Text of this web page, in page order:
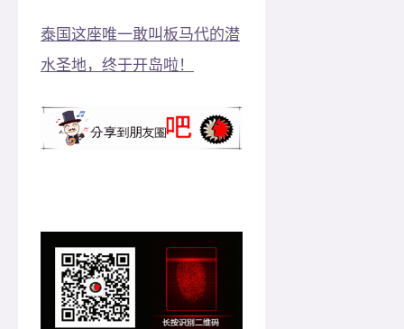
泰国这座唯一敢叫板马代的潜
水圣地，终于开岛啦！